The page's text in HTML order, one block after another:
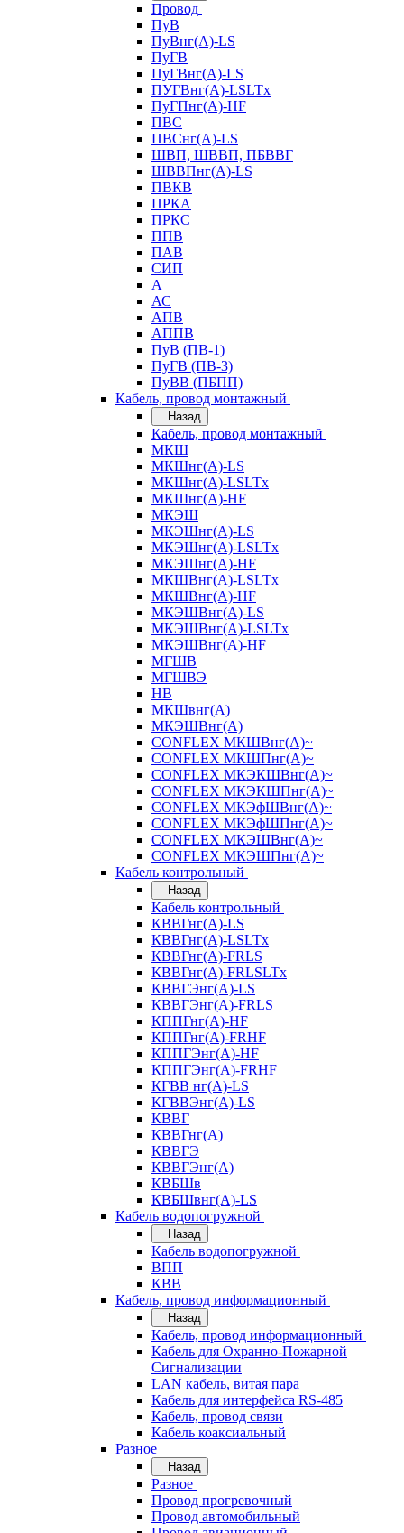
Провод
ПуВ
ПуВнг(А)-LS
ПуГВ
ПуГВнг(А)-LS
ПУГВнг(А)-LSLTx
ПуГПнг(А)-HF
ПВС
ПВСнг(А)-LS
ШВП, ШВВП, ПБВВГ
ШВВПнг(А)-LS
ПВКВ
ПРКА
ПРКС
ППВ
ПАВ
СИП
А
АС
АПВ
АППВ
ПуВ (ПВ-1)
ПуГВ (ПВ-3)
ПуВВ (ПБПП)
Кабель, провод монтажный
Назад
Кабель, провод монтажный
МКШ
МКШнг(А)-LS
МКШнг(А)-LSLTx
МКШнг(А)-HF
МКЭШ
МКЭШнг(А)-LS
МКЭШнг(А)-LSLTx
МКЭШнг(А)-HF
МКШВнг(A)-LSLTx
МКШВнг(А)-HF
МКЭШВнг(А)-LS
МКЭШВнг(A)-LSLTx
МКЭШВнг(А)-HF
МГШВ
МГШВЭ
НВ
МКШвнг(А)
МКЭШВнг(А)
CONFLEX МКШВнг(А)~
CONFLEX МКШПнг(А)~
CONFLEX МКЭКШВнг(А)~
CONFLEX МКЭКШПнг(А)~
CONFLEX МКЭфШВнг(А)~
CONFLEX МКЭфШПнг(А)~
CONFLEX МКЭШВнг(А)~
CONFLEX МКЭШПнг(А)~
Кабель контрольный
Назад
Кабель контрольный
КВВГнг(А)-LS
КВВГнг(А)-LSLTx
КВВГнг(А)-FRLS
КВВГнг(А)-FRLSLTx
КВВГЭнг(А)-LS
КВВГЭнг(А)-FRLS
КППГнг(А)-HF
КППГнг(А)-FRHF
КППГЭнг(А)-HF
КППГЭнг(А)-FRHF
КГВВ нг(А)-LS
КГВВЭнг(А)-LS
КВВГ
КВВГнг(А)
КВВГЭ
КВВГЭнг(А)
КВБШв
КВБШвнг(А)-LS
Кабель водопогружной
Назад
Кабель водопогружной
ВПП
КВВ
Кабель, провод информационный
Назад
Кабель, провод информационный
Кабель для Охранно-Пожарной
Сигнализации
LAN кабель, витая пара
Кабель для интерфейса RS-485
Кабель, провод связи
Кабель коаксиальный
Разное
Назад
Разное
Провод прогревочный
Провод автомобильный